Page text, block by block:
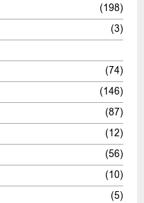
(198)
(3)
(74)
(146)
(87)
(12)
(56)
(10)
(5)